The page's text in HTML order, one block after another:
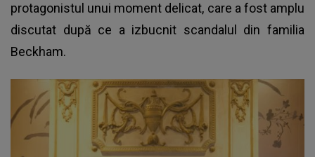
protagonistul unui moment delicat, care a fost amplu
discutat după ce a izbucnit scandalul din familia
Beckham.